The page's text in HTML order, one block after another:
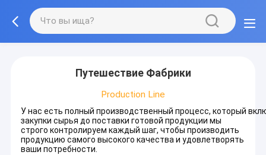
Путешествие Фабрики
Production Line
У нас есть полный производственный процесс, который
закупки сырья до поставки готовой продукции мы
строго контролируем каждый шаг, чтобы производить
продукцию самого высокого качества и удовлетворять
ваши потребности.